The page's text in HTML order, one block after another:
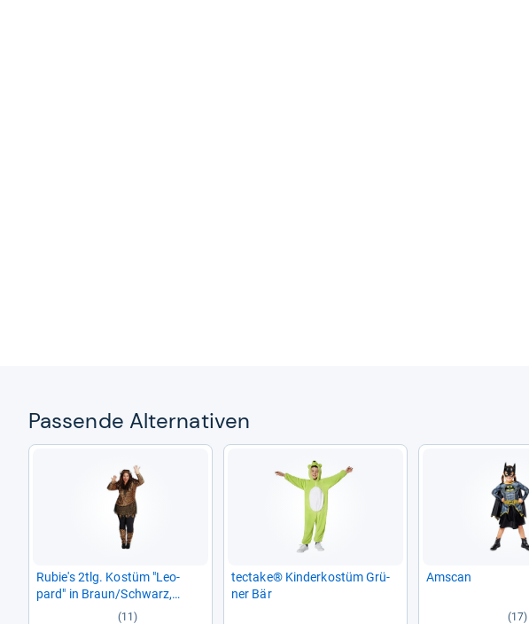
Pas­sende Alter­na­ti­ven
Rubie's 2tlg. Kostüm "Leo­
pard" in Braun/Schwarz,
(11)
tec­take® Kin­der­ko­stüm Grü­
ner Bär
Amscan
(17)